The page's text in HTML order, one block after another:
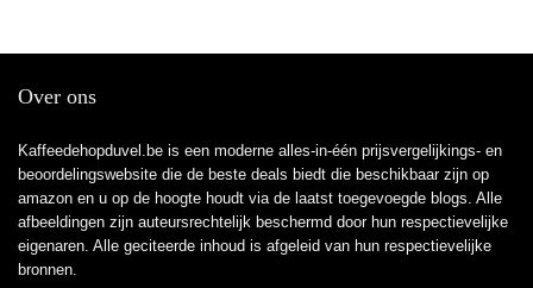
Over ons
Kaffeedehopduvel.be is een moderne alles-in-één prijsvergelijkings- en
beoordelingswebsite die de beste deals biedt die beschikbaar zijn op
amazon en u op de hoogte houdt via de laatst toegevoegde blogs. Alle
afbeeldingen zijn auteursrechtelijk beschermd door hun respectievelijke
eigenaren. Alle geciteerde inhoud is afgeleid van hun respectievelijke
bronnen.